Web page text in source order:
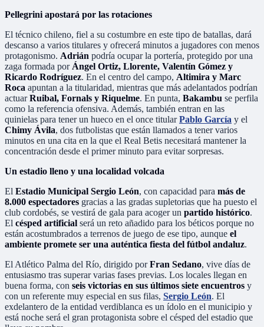
Pellegrini apostará por las rotaciones
El técnico chileno, fiel a su costumbre en este tipo de batallas, dará
descanso a varios titulares y ofrecerá minutos a jugadores con menos
protagonismo. Adrián podría ocupar la portería, protegido por una
zaga formada por Ángel Ortiz, Llorente, Valentín Gómez y
Ricardo Rodríguez. En el centro del campo, Altimira y Marc
Roca apuntan a la titularidad, mientras que más adelantados podrían
actuarRuibal, Fornals y Riquelme. En punta, Bakambu se perfila
como la referencia ofensiva. Además, también entran en las
quinielas para tener un hueco en el once titularPablo García y el
Chimy Ávila, dos futbolistas que están llamados a tener varios
minutos en una cita en la que el Real Betis necesitará mantener la
concentración desde el primer minuto para evitar sorpresas.
Un estadio lleno y una localidad volcada
El Estadio Municipal Sergio León, con capacidad para más de
8.000 espectadores gracias a las gradas supletorias que ha puesto el
club cordobés, se vestirá de gala para acoger un partido histórico.
El césped artificial será un reto añadido para los béticos porque no
están acostumbrados a terrenos de juego de ese tipo, aunque el
ambiente promete ser una auténtica fiesta del fútbol andaluz.
El Atlético Palma del Río, dirigido porFran Sedano, vive días de
entusiasmo tras superar varias fases previas. Los locales llegan en
buena forma, con seis victorias en sus últimos siete encuentros y
con un referente muy especial en sus filas, Sergio León. El
exdelantero de la entidad verdiblanca es un ídolo en el municipio y
está noche será el gran protagonista sobre el césped del estadio que